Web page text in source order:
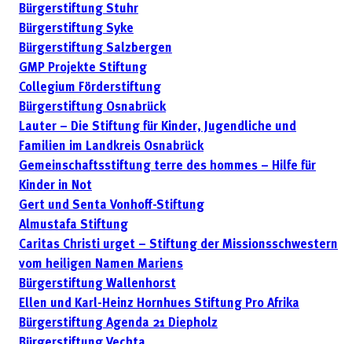
Bürgerstiftung Stuhr
Bürgerstiftung Syke
Bürgerstiftung Salzbergen
GMP Projekte Stiftung
Collegium Förderstiftung
Bürgerstiftung Osnabrück
Lauter – Die Stiftung für Kinder, Jugendliche und
Familien im Landkreis Osnabrück
Gemeinschaftsstiftung terre des hommes – Hilfe für
Kinder in Not
Gert und Senta Vonhoff-Stiftung
Almustafa Stiftung
Caritas Christi urget – Stiftung der Missionsschwestern
vom heiligen Namen Mariens
Bürgerstiftung Wallenhorst
Ellen und Karl-Heinz Hornhues Stiftung Pro Afrika
Bürgerstiftung Agenda 21 Diepholz